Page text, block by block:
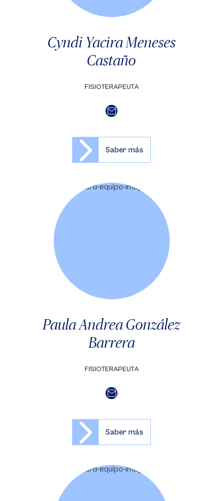
Cyndi Yacira Meneses
Castaño
FISIOTERAPEUTA
Saber más
Paula Andrea González
Barrera
FISIOTERAPEUTA
Saber más